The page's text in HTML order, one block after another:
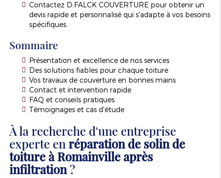
Contactez D.FALCK COUVERTURE pour obtenir un
devis rapide et personnalisé qui s'adapte à vos besoins
spécifiques.
Sommaire
Présentation et excellence de nos services
Des solutions fiables pour chaque toiture
Vos travaux de couverture en bonnes mains
Contact et intervention rapide
FAQ et conseils pratiques
Témoignages et cas d'étude
À la recherche d'une entreprise
experte en réparation de solin de
toiture à Romainville après
infiltration?